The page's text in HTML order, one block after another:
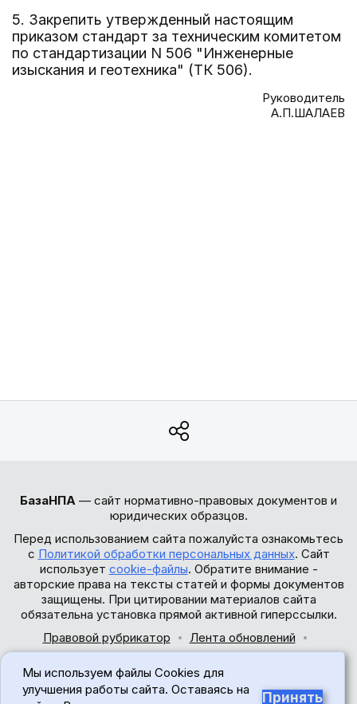
5. Закрепить утвержденный настоящим
приказом стандарт за техническим комитетом
по стандартизации N 506 "Инженерные
изыскания и геотехника" (ТК 506).
Руководитель
А.П.ШАЛАЕВ
БазаНПА — сайт нормативно-правовых документов и
юридических образцов.
Перед использованием сайта пожалуйста ознакомьтесь
с Политикой обработки персональных данных. Сайт
использует cookie-файлы. Обратите внимание -
авторские права на тексты статей и формы документов
защищены. При цитировании материалов сайта
обязательна установка прямой активной гиперссылки.
Правовой рубрикатор
Лента обновлений
© 2017-2026
Мы используем файлы Cookies для
улучшения работы сайта. Оставаясь на
Принять